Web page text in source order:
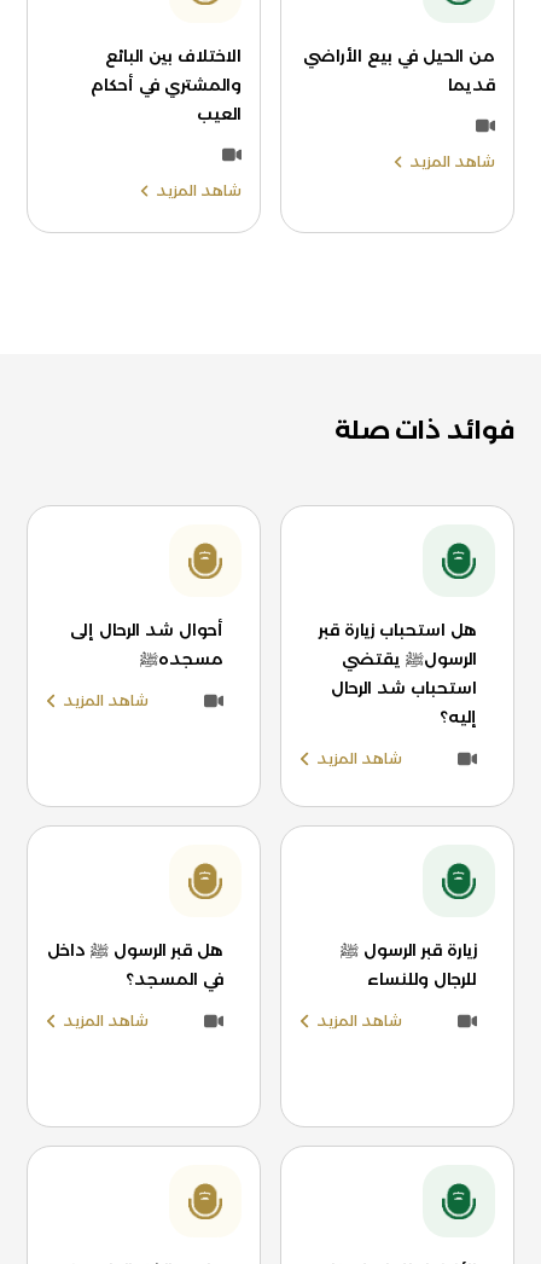
من الحيل في بيع الأراضي
قديما
شاهد المزيد
الاختلاف بين البائع
والمشتري في أحكام
العيب
شاهد المزيد
فوائد ذات صلة
هل استحباب زيارة قبر
الرسولﷺ يقتضي
استحباب شد الرحال
إليه؟
شاهد المزيد
أحوال شد الرحال إلى
مسجدهﷺ
شاهد المزيد
زيارة قبر الرسول ﷺ
للرجال وللنساء
شاهد المزيد
هل قبر الرسول ﷺ داخل
في المسجد؟
شاهد المزيد